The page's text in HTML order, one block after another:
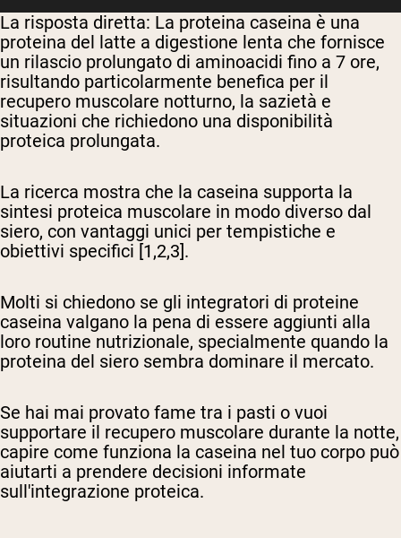
La risposta diretta: La proteina caseina è una
proteina del latte a digestione lenta che fornisce
un rilascio prolungato di aminoacidi fino a 7 ore,
risultando particolarmente benefica per il
recupero muscolare notturno, la sazietà e
situazioni che richiedono una disponibilità
proteica prolungata.
La ricerca mostra che la caseina supporta la
sintesi proteica muscolare in modo diverso dal
siero, con vantaggi unici per tempistiche e
obiettivi specifici [1,2,3].
Molti si chiedono se gli integratori di proteine
caseina valgano la pena di essere aggiunti alla
loro routine nutrizionale, specialmente quando la
proteina del siero sembra dominare il mercato.
Se hai mai provato fame tra i pasti o vuoi
supportare il recupero muscolare durante la notte,
capire come funziona la caseina nel tuo corpo può
aiutarti a prendere decisioni informate
sull'integrazione proteica.